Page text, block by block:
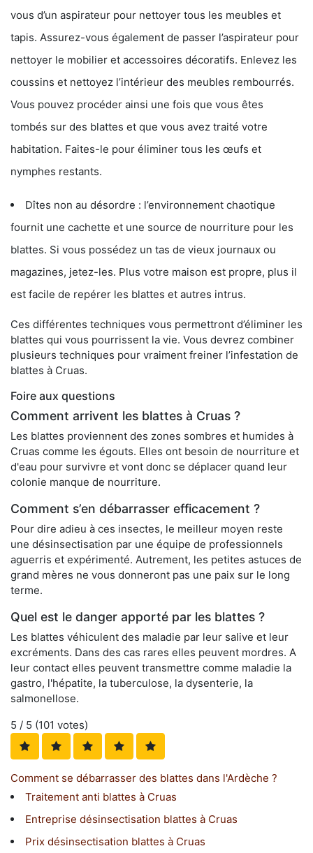
vous d’un aspirateur pour nettoyer tous les meubles et
tapis. Assurez-vous également de passer l’aspirateur pour
nettoyer le mobilier et accessoires décoratifs. Enlevez les
coussins et nettoyez l’intérieur des meubles rembourrés.
Vous pouvez procéder ainsi une fois que vous êtes
tombés sur des blattes et que vous avez traité votre
habitation. Faites-le pour éliminer tous les œufs et
nymphes restants.
Dîtes non au désordre : l’environnement chaotique
fournit une cachette et une source de nourriture pour les
blattes. Si vous possédez un tas de vieux journaux ou
magazines, jetez-les. Plus votre maison est propre, plus il
est facile de repérer les blattes et autres intrus.
Ces différentes techniques vous permettront d’éliminer les
blattes qui vous pourrissent la vie. Vous devrez combiner
plusieurs techniques pour vraiment freiner l’infestation de
blattes à Cruas.
Foire aux questions
Comment arrivent les blattes à Cruas ?
Les blattes proviennent des zones sombres et humides à
Cruas comme les égouts. Elles ont besoin de nourriture et
d'eau pour survivre et vont donc se déplacer quand leur
colonie manque de nourriture.
Comment s’en débarrasser efficacement ?
Pour dire adieu à ces insectes, le meilleur moyen reste
une désinsectisation par une équipe de professionnels
aguerris et expérimenté. Autrement, les petites astuces de
grand mères ne vous donneront pas une paix sur le long
terme.
Quel est le danger apporté par les blattes ?
Les blattes véhiculent des maladie par leur salive et leur
excréments. Dans des cas rares elles peuvent mordres. A
leur contact elles peuvent transmettre comme maladie la
gastro, l'hépatite, la tuberculose, la dysenterie, la
salmonellose.
5 / 5 (101 votes)
Comment se débarrasser des blattes dans l'Ardèche ?
Traitement anti blattes à Cruas
Entreprise désinsectisation blattes à Cruas
Prix désinsectisation blattes à Cruas